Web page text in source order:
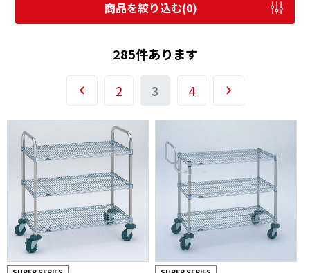
万能カートティルトサイドハンドル仕様
UTTカート1型ティルトサイドハンドル仕様
UTSカートティルトサイドハンドル仕様
商品を絞り込む(0)
285件あります
2 3 4